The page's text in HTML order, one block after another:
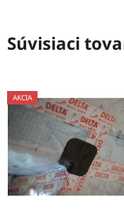
Súvisiaci
AKCIA